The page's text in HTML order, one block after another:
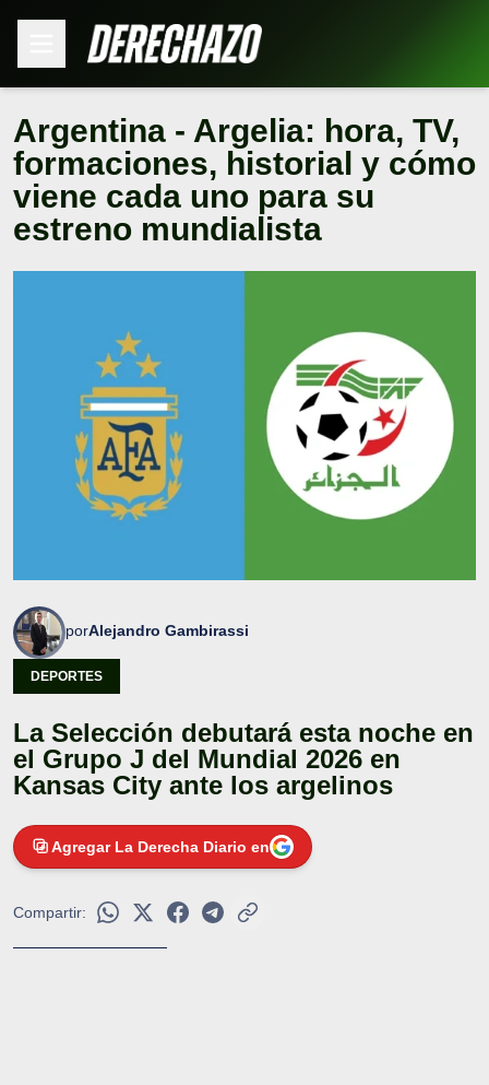
Argentina - Argelia: hora, TV,
formaciones, historial y cómo
viene cada uno para su
estreno mundialista
porAlejandro Gambirassi
DEPORTES
La Selección debutará esta noche en
el Grupo J del Mundial 2026 en
Kansas City ante los argelinos
Agregar La Derecha Diario en
Compartir: